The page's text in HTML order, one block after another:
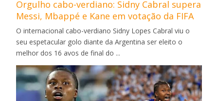
Orgulho cabo-verdiano: Sidny Cabral supera
Messi, Mbappé e Kane em votação da FIFA
O internacional cabo-verdiano Sidny Lopes Cabral viu o
seu espetacular golo diante da Argentina ser eleito o
melhor dos 16 avos de final do ...